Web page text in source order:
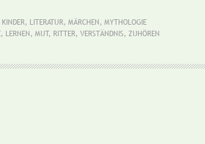
Ritter
der
KINDER, LITERATUR, MÄRCHEN, MYTHOLOGIE
, LERNEN, MUT, RITTER, VERSTÄNDNIS, ZUHÖREN